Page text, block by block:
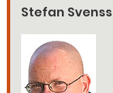
Stefan